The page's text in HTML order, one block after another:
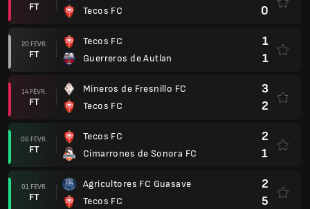
FT
Tecos FC
0
20 FÉVR.
FT
Tecos FC
Guerreros de Autlan
1
1
14 FÉVR.
FT
Mineros de Fresnillo FC
Tecos FC
3
2
06 FÉVR.
FT
Tecos FC
Cimarrones de Sonora FC
2
1
01 FÉVR.
FT
Agricultores FC Guasave
Tecos FC
2
5